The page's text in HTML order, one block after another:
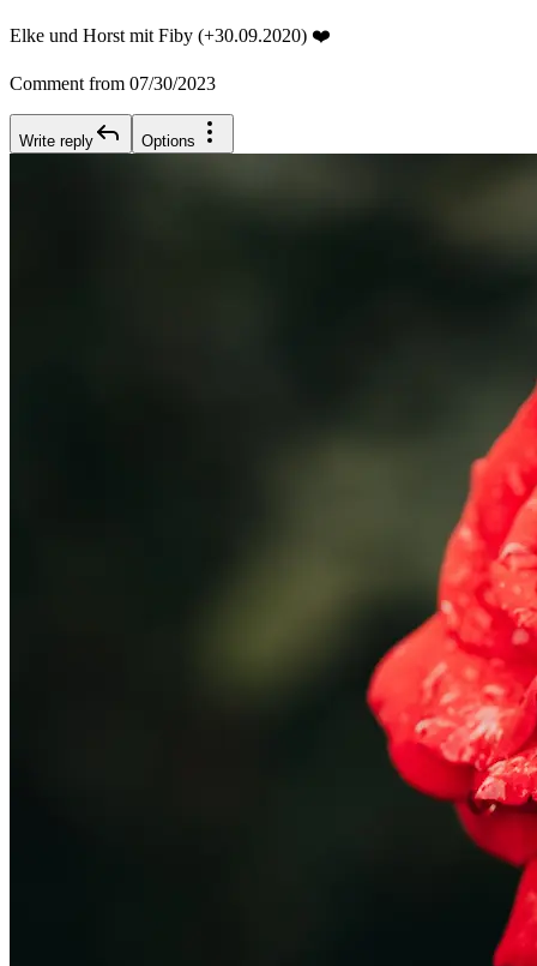
Elke und Horst mit Fiby (+30.09.2020) ❤️
Comment from 07/30/2023
Write reply Options